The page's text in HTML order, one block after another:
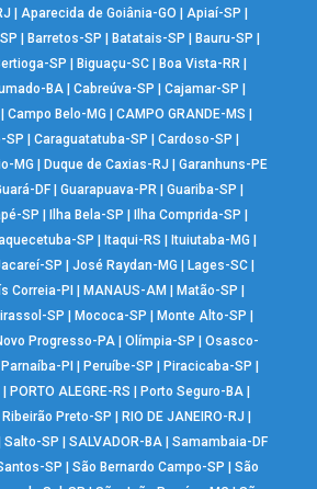
| Aparecida de Goiânia-GO | Apiaí-SP |
|Barretos-SP |Batatais-SP |Bauru-SP |
SP |Biguaçu-SC |Boa Vista-RR |
BA| Cabreúva-SP | Cajamar-SP |
|Campo Belo-MG |CAMPO GRANDE-MS |
SP | Caraguatatuba-SP | Cardoso-SP |
MG | Duque de Caxias-RJ | Garanhuns-PE
DF| Guarapuava-PR | Guariba-SP |
SP | Ilha Bela-SP | Ilha Comprida-SP |
SP | Itaqui-RS | Ituiutaba-MG |
SP | José Raydan-MG | Lages-SC|
Correia-PI | MANAUS-AM | Matão-SP |
SP |Mococa-SP |Monte Alto-SP |
Progresso-PA |Olímpia-SP |Osasco-
Parnaíba-PI |Peruíbe-SP |Piracicaba-SP |
|PORTO ALEGRE-RS |Porto Seguro-BA |
Ribeirão Preto-SP |RIO DE JANEIRO-RJ |
Salto-SP | SALVADOR-BA| Samambaia-DF
SP |São Bernardo Campo-SP |São